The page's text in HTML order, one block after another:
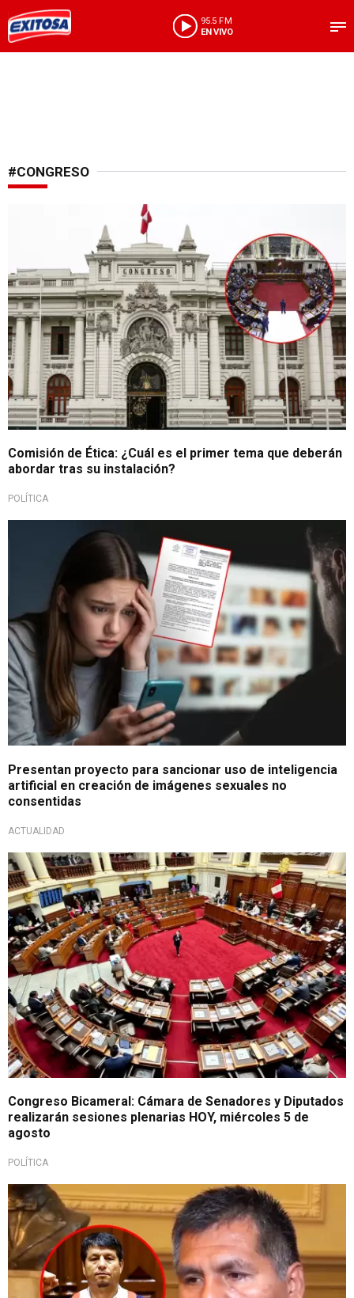
95.5 FM
EN VIVO
#CONGRESO
Comisión de Ética: ¿Cuál es el primer tema que deberán
abordar tras su instalación?
POLÍTICA
Penar uso malicioso
Presentan proyecto para sancionar uso de inteligencia
artificial en creación de imágenes sexuales no
consentidas
ACTUALIDAD
Nuevo ciclo legislativo
Congreso Bicameral: Cámara de Senadores y Diputados
realizarán sesiones plenarias HOY, miércoles 5 de
agosto
POLÍTICA
Bancada en la mira